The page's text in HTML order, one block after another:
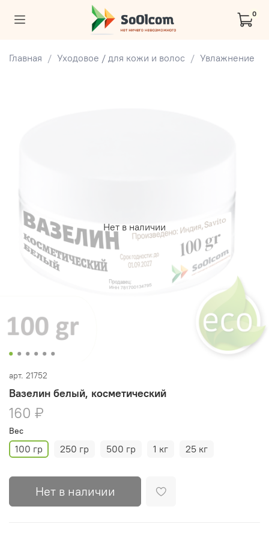
0
Главная Уходовое / для кожи и волос Увлажнение
Нет в наличии
арт. 21752
Вазелин белый, косметический
160 ₽
Вес
100 гр 250 гр 500 гр 1 кг 25 кг
Нет в наличии